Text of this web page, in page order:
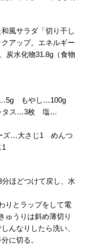
風サラダ「切り干し
アップ。エネルギー
炭水化物31.8g（食物
…5g もやし…100g
タス…3枚 塩…
ズ…大さじ1 めんつ
分ほどつけて戻し、水
りとラップをして電
ゅうりは斜め薄切り
んなりしたら洗い、
に切る。